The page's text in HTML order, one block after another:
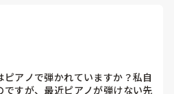
アノで弾かれていますか？私自
すが、最近ピアノが弾けない先